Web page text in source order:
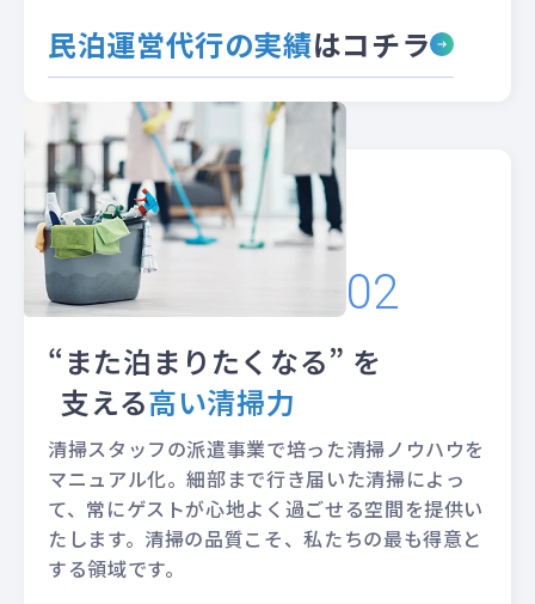
民泊運営代行の実績はコチラ
“また泊まりたくなる” を
支える高い清掃力
清掃スタッフの派遣事業で培った清掃ノウハウを
マニュアル化。細部まで行き届いた清掃によっ
て、常にゲストが心地よく過ごせる空間を提供い
たします。清掃の品質こそ、私たちの最も得意と
する領域です。